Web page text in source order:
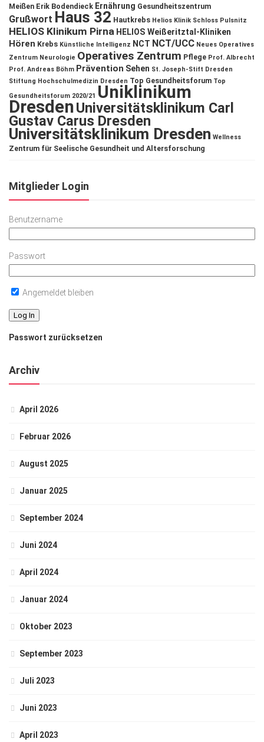
Meißen Erik Bodendieck Ernährung Gesundheitszentrum
Grußwort Haus 32 Hautkrebs Helios Klinik Schloss Pulsnitz
HELIOS Klinikum Pirna HELIOS Weißeritztal-Kliniken
Hören Krebs Künstliche Intelligenz NCT NCT/UCC Neues Operatives
Zentrum Neurologie Operatives Zentrum Pflege Prof. Albrecht
Prof. Andreas Böhm Prävention Sehen St. Joseph-Stift Dresden
Stiftung Hochschulmedizin Dresden Top Gesundheitsforum Top
Gesundheitsforum 2020/21 Uniklinikum
DresdenUniversitätsklinikum Carl
Gustav Carus Dresden
Universitätsklinikum Dresden Wellness
Zentrum für Seelische Gesundheit und Altersforschung
Mitglieder Login
Benutzername
Passwort
Angemeldet bleiben
Passwort zurücksetzen
Archiv
April 2026
Februar 2026
August 2025
Januar 2025
September 2024
Juni 2024
April 2024
Januar 2024
Oktober 2023
September 2023
Juli 2023
Juni 2023
April 2023